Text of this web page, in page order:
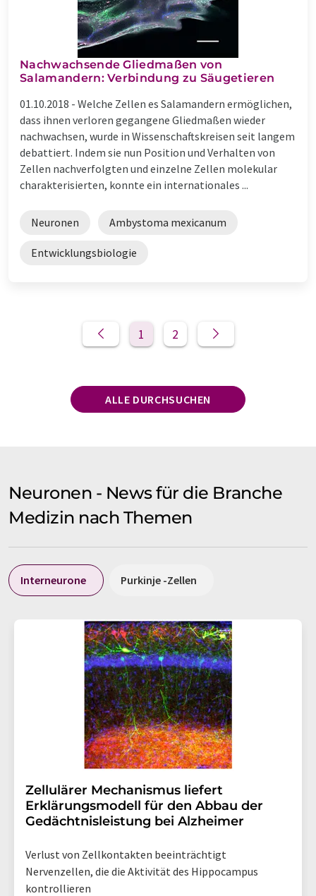
Nachwachsende Gliedmaßen von
Salamandern: Verbindung zu Säugetieren
01.10.2018 - Welche Zellen es Salamandern ermöglichen,
dass ihnen verloren gegangene Gliedmaßen wieder
nachwachsen, wurde in Wissenschaftskreisen seit langem
debattiert. Indem sie nun Position und Verhalten von
Zellen nachverfolgten und einzelne Zellen molekular
charakterisierten, konnte ein internationales ...
Neuronen Ambystoma mexicanum
Entwicklungsbiologie
1 2
ALLE DURCHSUCHEN
Neuronen - News für die Branche
Medizin nach Themen
Interneurone Purkinje -Zellen
Zellulärer Mechanismus liefert
Erklärungsmodell für den Abbau der
Gedächtnisleistung bei Alzheimer
Verlust von Zellkontakten beeinträchtigt
Nervenzellen, die die Aktivität des Hippocampus
kontrollieren